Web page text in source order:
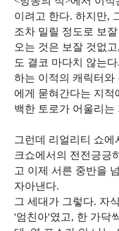
이려고 한다. 하지만,
조차 밀릴 정도로 보
오는 것은 보잘 것없
도 결코 마다치 않는
하는 이적의 캐릭터와
에게 묻혀간다는 지적
백한 토로가 어울리는
그런데 리얼리티 쇼
크쇼에서의 전전긍긍
고 이제 서른 중반을
자아낸다.
그 세대가 그렇다. 자
'엄친아'였고, 한 가닥